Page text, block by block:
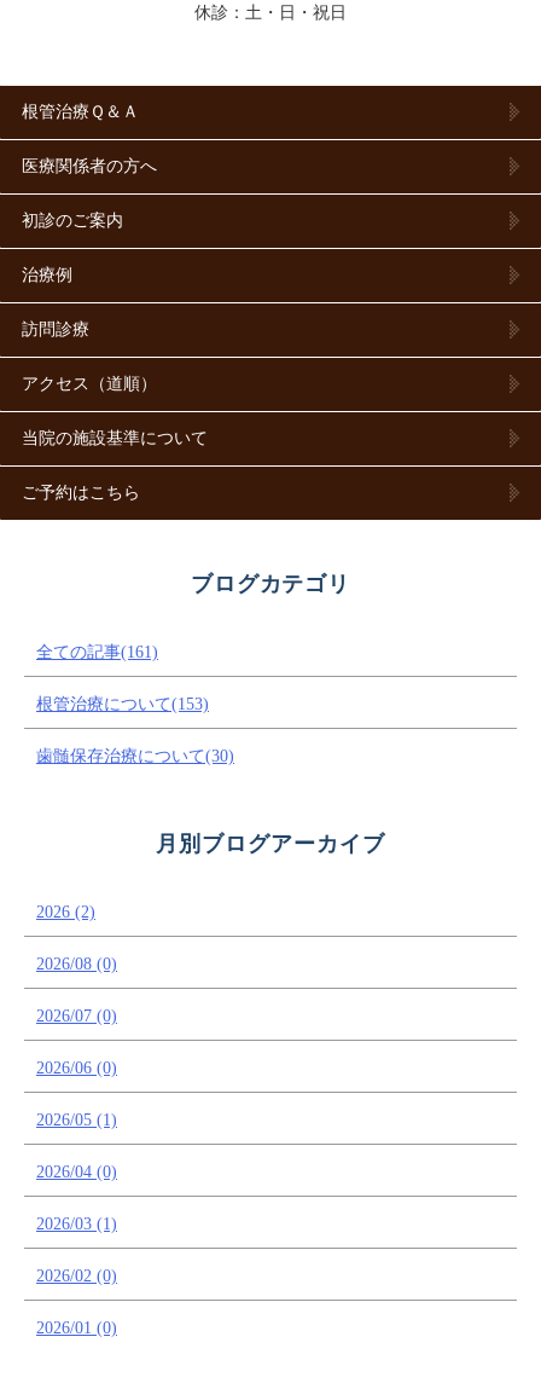
休診：土・日・祝日
根管治療Ｑ＆Ａ
医療関係者の方へ
初診のご案内
治療例
訪問診療
アクセス（道順）
当院の施設基準について
ご予約はこちら
ブログカテゴリ
全ての記事(161)
根管治療について(153)
歯髄保存治療について(30)
月別ブログアーカイブ
2026 (2)
2026/08 (0)
2026/07 (0)
2026/06 (0)
2026/05 (1)
2026/04 (0)
2026/03 (1)
2026/02 (0)
2026/01 (0)